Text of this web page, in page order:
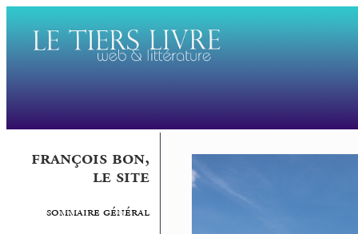
françois bon,
le site
sommaire général